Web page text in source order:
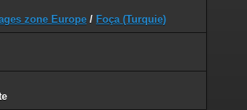
zone Europe / Foça (Turquie)